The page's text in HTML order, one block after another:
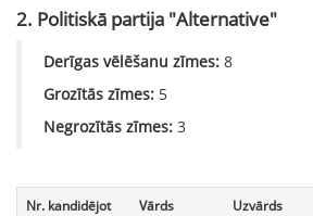
2. Politiskā partija "Alternative"
Derīgas vēlēšanu zīmes: 8
Grozītās zīmes: 5
Negrozītās zīmes: 3
Nr. kandidējot Vārds Uzvārds